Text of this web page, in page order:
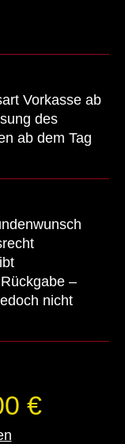
Vorkasse ab
des
ab dem Tag
–
nicht
€